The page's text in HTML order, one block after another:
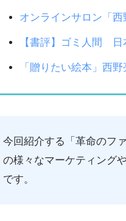
オンラインサロン「西
【書評】ゴミ人間 日
「贈りたい絵本」西
今回紹介する「革命のフ
の様々なマーケティング
です。